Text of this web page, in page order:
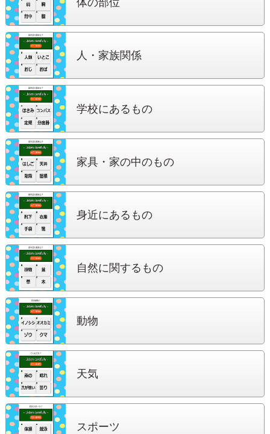
体の部位
人・家族関係
学校にある もの
家具・家の中のもの
身近にある もの
自然に関する もの
動物
天気
スポーツ